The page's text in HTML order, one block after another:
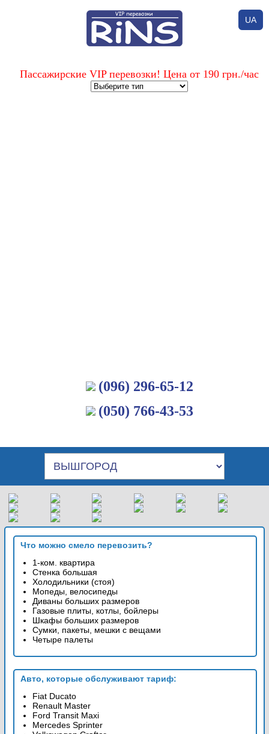
Пассажирские VIP перевозки! Цена от 190 грн./час
(096) 296-65-12
(050) 766-43-53
UA
Что можно смело перевозить?
1-ком. квартира
Стенка большая
Холодильники (стоя)
Мопеды, велосипеды
Диваны больших размеров
Газовые плиты, котлы, бойлеры
Шкафы больших размеров
Сумки, пакеты, мешки с вещами
Четыре палеты
Авто, которые обслуживают тариф:
Fiat Ducato
Renault Master
Ford Transit Maxi
Mercedes Sprinter